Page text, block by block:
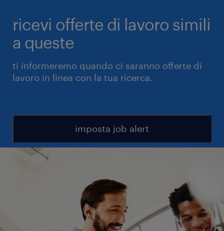
ricevi offerte di lavoro simili
a queste
ti informeremo quando ci saranno offerte di
lavoro in linea con la tua ricerca.
imposta job alert